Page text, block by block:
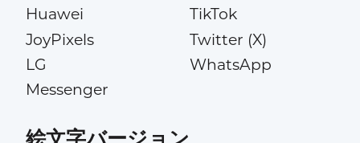
Huawei
JoyPixels
LG
Messenger
TikTok
Twitter (X)
WhatsApp
絵文字バージョン